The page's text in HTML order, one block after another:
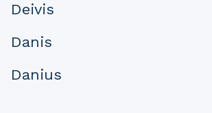
Deivis
Danis
Danius